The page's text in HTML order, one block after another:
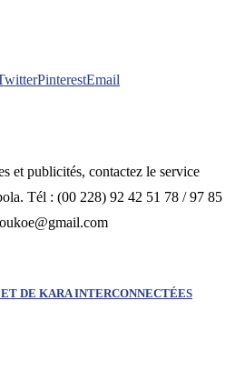
PinterestEmail
et publicités, contactez le service
Tél : (00 228) 92 42 51 78 / 97 85
DE KARA INTERCONNECTÉES